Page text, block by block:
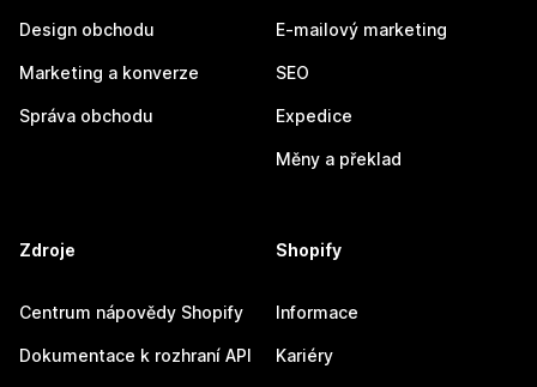
Design obchodu
Marketing a konverze
Správa obchodu
E-mailový marketing
SEO
Expedice
Měny a překlad
Zdroje
Centrum nápovědy Shopify
Dokumentace k rozhraní API
Shopify
Informace
Kariéry